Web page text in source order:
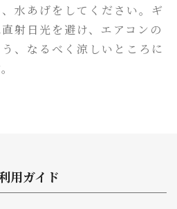
水あげをしてください。ギ
射日光を避け、エアコンの
、なるべく涼しいところに
用ガイド